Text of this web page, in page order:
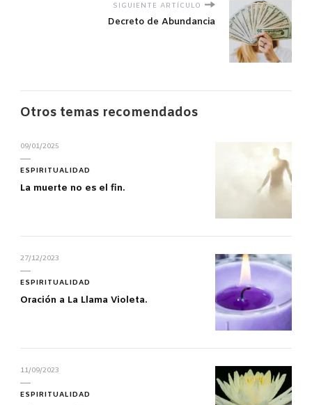
SIGUIENTE ARTÍCULO
Decreto de Abundancia
Otros temas recomendados
09/01/2025
ESPIRITUALIDAD
La muerte no es el fin.
27/12/2023
ESPIRITUALIDAD
Oración a La Llama Violeta.
11/09/2023
ESPIRITUALIDAD